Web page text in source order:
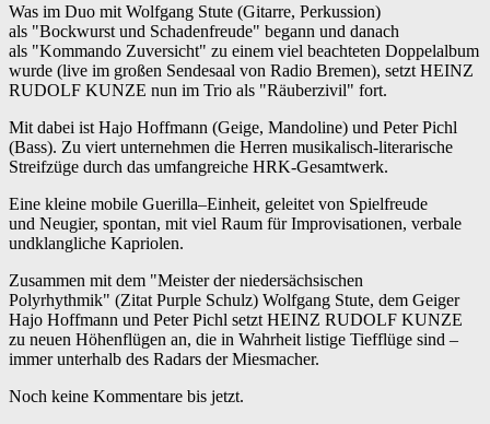
Was im Duo mit Wolfgang Stute (Gitarre, Perkussion)
als "Bockwurst und Schadenfreude" begann und danach
als "Kommando Zuversicht" zu einem viel beachteten Doppelalbum
wurde (live im großen Sendesaal von Radio Bremen), setzt HEINZ
RUDOLF KUNZE nun im Trio als "Räuberzivil" fort.
Mit dabei ist Hajo Hoffmann (Geige, Mandoline) und Peter Pichl
(Bass). Zu viert unternehmen die Herren musikalisch-literarische
Streifzüge durch das umfangreiche HRK-Gesamtwerk.
Eine kleine mobile Guerilla–Einheit, geleitet von Spielfreude
und Neugier, spontan, mit viel Raum für Improvisationen, verbale
undklangliche Kapriolen.
Zusammen mit dem "Meister der niedersächsischen
Polyrhythmik" (Zitat Purple Schulz) Wolfgang Stute, dem Geiger
Hajo Hoffmann und Peter Pichl setzt HEINZ RUDOLF KUNZE
zu neuen Höhenflügen an, die in Wahrheit listige Tiefflüge sind –
immer unterhalb des Radars der Miesmacher.
Noch keine Kommentare bis jetzt.